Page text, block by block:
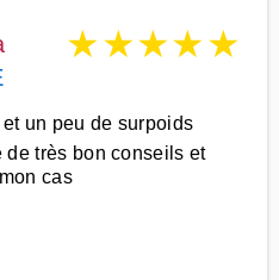
★★★★★
un peu de surpoids
de très bon conseils et
cas